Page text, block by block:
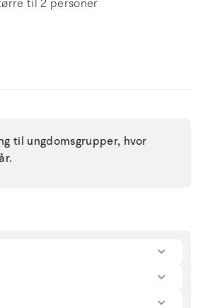
til 2 personer
til ungdomsgrupper, hvor